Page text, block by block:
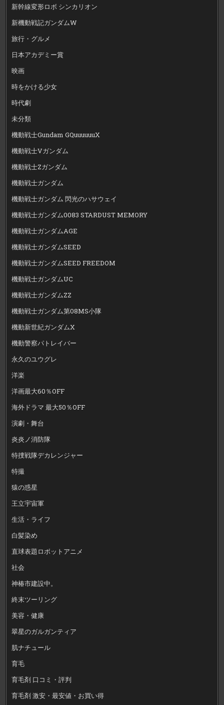
新幹線変形ロボ シンカリオン
新機動戦記ガンダムW
旅行・グルメ
日本アカデミー賞
映画
時をかける少女
時代劇
未分類
機動戦士Gundam GQuuuuuuX
機動戦士Vガンダム
機動戦士Zガンダム
機動戦士ガンダム
機動戦士ガンダム 閃光のハサウェイ
機動戦士ガンダム0083 STARDUST MEMORY
機動戦士ガンダムAGE
機動戦士ガンダムSEED
機動戦士ガンダムSEED FREEDOM
機動戦士ガンダムUC
機動戦士ガンダムZZ
機動戦士ガンダム第08MS小隊
機動新世紀ガンダムX
機動警察パトレイバー
永久のユウグレ
洋楽
洋画最大60％OFF
海外ドラマ 最大50％OFF
演劇・舞台
炎炎ノ消防隊
特捜戦隊デカレンジャー
特撮
猿の惑星
王立宇宙軍
生活・ライフ
白髪染め
直球表題ロボットアニメ
社会
神椿市建設中。
終末ツーリング
美容・健康
翠星のガルガンティア
肌ナチュール
育毛
育毛剤 口コミ・評判
育毛剤 激安・最安値・お買い得